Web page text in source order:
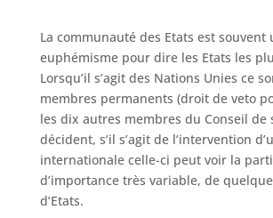
La communauté des Etats est souvent
euphémisme pour dire les Etats les
Lorsqu’il s’agit des Nations Unies ce
membres permanents (droit de veto
les dix autres membres du Conseil de
décident, s’il s’agit de l’intervention
internationale celle-ci peut voir la
d’importance très variable, de
d’Etats.